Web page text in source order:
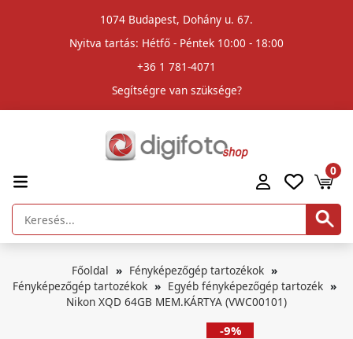
1074 Budapest, Dohány u. 67.
Nyitva tartás: Hétfő - Péntek 10:00 - 18:00
+36 1 781-4071
Segítségre van szüksége?
0
Főoldal
Fényképezőgép tartozékok
Fényképezőgép tartozékok
Egyéb fényképezőgép tartozék
Nikon XQD 64GB MEM.KÁRTYA (VWC00101)
-9%